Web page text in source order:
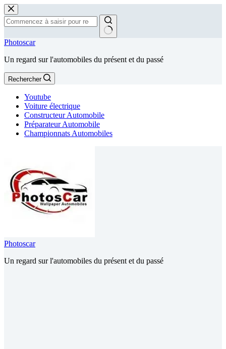
Passer
au
contenu
Aucun
Photoscar
Un regard sur l'automobiles du présent et du passé
Rechercher
Youtube
Voiture électrique
Constructeur Automobile
Préparateur Automobile
Championnats Automobiles
Photoscar
Un regard sur l'automobiles du présent et du passé